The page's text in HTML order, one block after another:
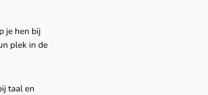
je hen bij
plek in de
taal en